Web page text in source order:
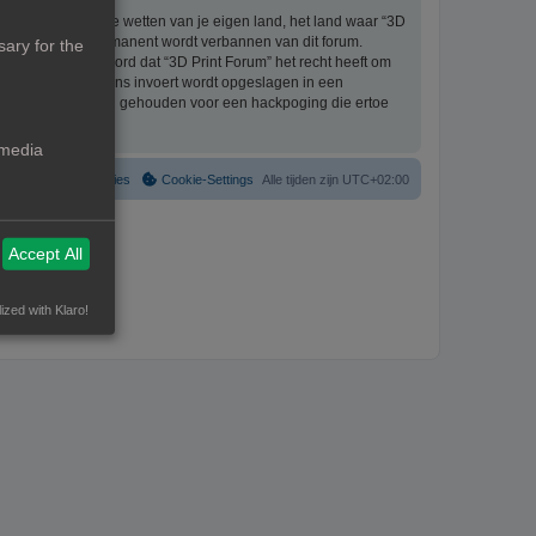
bevat die de wetten van je eigen land, het land waar “3D
ingang en permanent wordt verbannen van dit forum.
er mee akkoord dat “3D Print Forum” het recht heeft om
die je bij ons invoert wordt opgeslagen in een
worden gehouden voor een hackpoging die ertoe
Alle tijden zijn UTC+02:00
Cookie-Settings
Verwijder cookies
for the
Accept All
with Klaro!